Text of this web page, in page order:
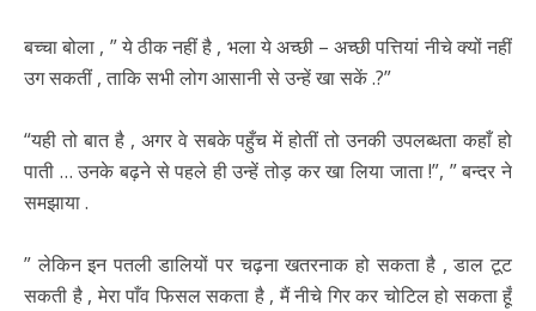
बच्चा बोला , ” ये ठीक नहीं है , भला ये अच्छी – अच्छी पत्तियां नीचे क्यों नहीं
उग सकतीं , ताकि सभी लोग आसानी से उन्हें खा सकें .?”
“यही तो बात है , अगर वे सबके पहुँच में होतीं तो उनकी उपलब्धता कहाँ हो
पाती … उनके बढ़ने से पहले ही उन्हें तोड़ कर खा लिया जाता !”, ” बन्दर ने
समझाया .
” लेकिन इन पतली डालियों पर चढ़ना खतरनाक हो सकता है , डाल टूट
सकती है , मेरा पाँव फिसल सकता है , मैं नीचे गिर कर चोटिल हो सकता हूँ